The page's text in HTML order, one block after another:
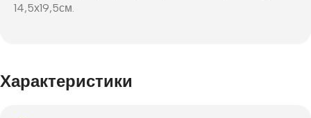
14,5х19,5см.
Характеристики